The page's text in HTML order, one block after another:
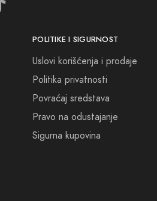
POLITIKE I SIGURNOST
Uslovi korišćenja i prodaje
Politika privatnosti
Povraćaj sredstava
Pravo na odustajanje
Sigurna kupovina